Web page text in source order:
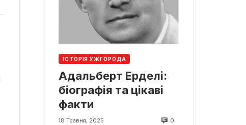
ІСТОРІЯ УЖГОРОДА
Адальберт Ерделі:
біографія та цікаві
факти
18 Травня, 2025 0